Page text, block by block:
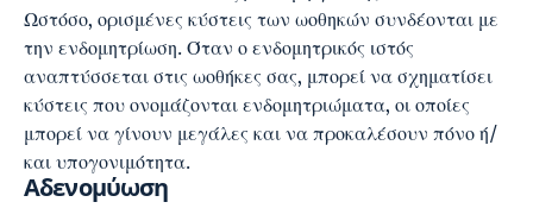
Ωστόσο, ορισμένες κύστεις των ωοθηκών συνδέονται με
την ενδομητρίωση. Όταν ο ενδομητρικός ιστός
αναπτύσσεται στις ωοθήκες σας, μπορεί να σχηματίσει
κύστεις που ονομάζονται ενδομητριώματα, οι οποίες
μπορεί να γίνουν μεγάλες και να προκαλέσουν πόνο ή/
και υπογονιμότητα.
Αδενομύωση